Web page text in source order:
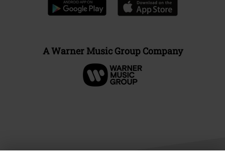
A Warner Music Group Company